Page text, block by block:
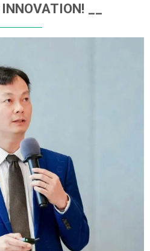
__